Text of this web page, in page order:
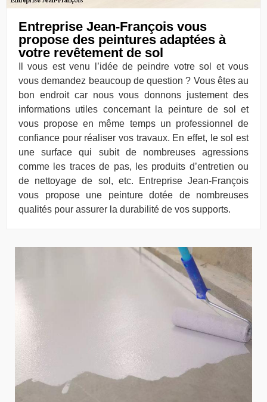
Entreprise Jean-François vous
propose des peintures adaptées à
votre revêtement de sol
Il vous est venu l’idée de peindre votre sol et vous
vous demandez beaucoup de question ? Vous êtes au
bon endroit car nous vous donnons justement des
informations utiles concernant la peinture de sol et
vous propose en même temps un professionnel de
confiance pour réaliser vos travaux. En effet, le sol est
une surface qui subit de nombreuses agressions
comme les traces de pas, les produits d’entretien ou
de nettoyage de sol, etc. Entreprise Jean-François
vous propose une peinture dotée de nombreuses
qualités pour assurer la durabilité de vos supports.